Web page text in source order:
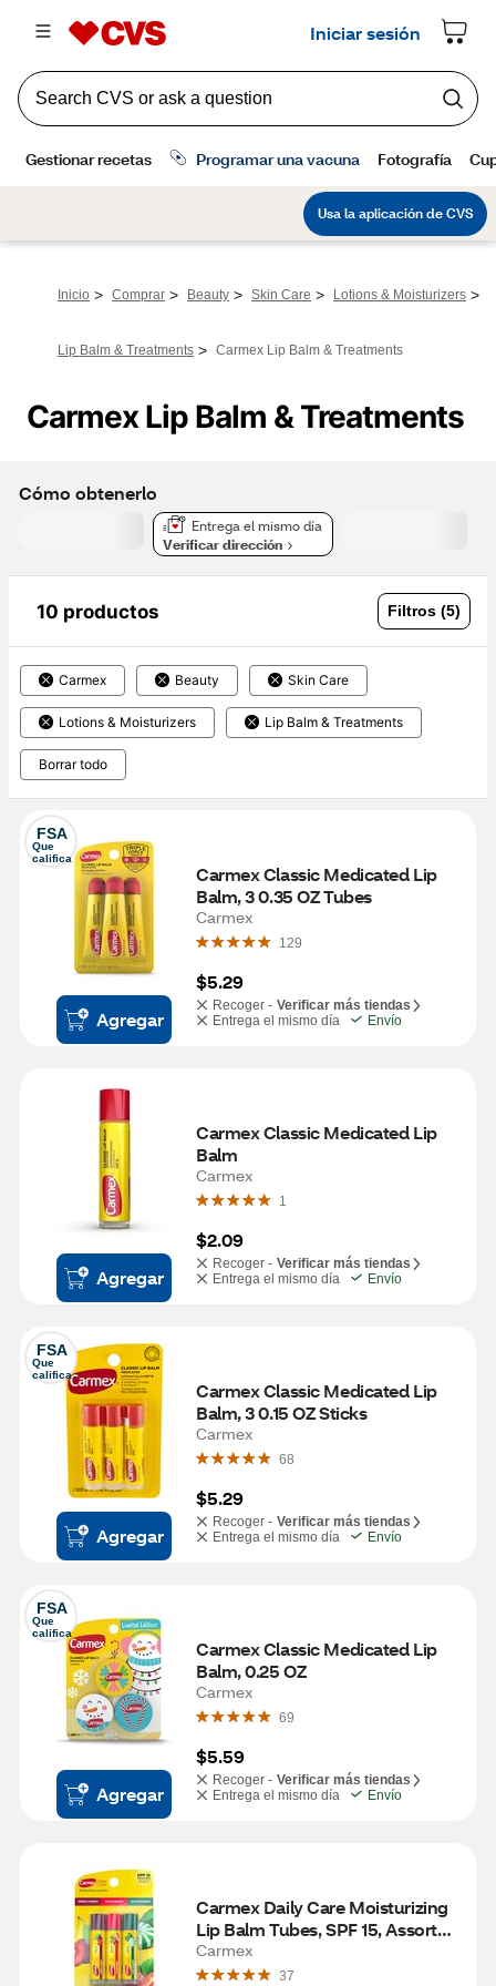
Inicio > Comprar > Beauty > Skin Care > Lotions & Moisturizers >
Lip Balm & Treatments > Carmex Lip Balm & Treatments
Carmex Lip Balm & Treatments
Cómo obtenerlo
Entrega el mismo día
Verificar dirección
10 productos Filtros (5)
Carmex Beauty Skin Care
Lotions & Moisturizers Lip Balm & Treatments
Borrar todo
FSA
Que
califica
Agregar
Carmex Classic Medicated Lip
Balm, 3 0.35 OZ Tubes
Carmex
129
$5.29
Recoger - Verificar más tiendas
Entrega el mismo día
Envío
Agregar
Carmex Classic Medicated Lip
Balm
Carmex
1
$2.09
Recoger - Verificar más tiendas
Entrega el mismo día
Envío
FSA
Que
califica
Agregar
Carmex Classic Medicated Lip
Balm, 3 0.15 OZ Sticks
Carmex
68
$5.29
Recoger - Verificar más tiendas
Entrega el mismo día
Envío
FSA
Que
califica
Agregar
Carmex Classic Medicated Lip
Balm, 0.25 OZ
Carmex
69
$5.59
Recoger - Verificar más tiendas
Entrega el mismo día
Envío
Carmex Daily Care Moisturizing
Lip Balm Tubes, SPF 15, Assorted
Flavors, 3 CT
Carmex
37